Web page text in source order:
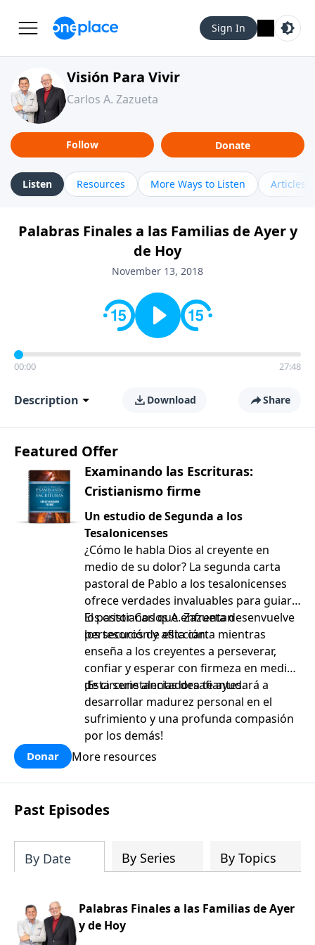
Sign In
Visión Para Vivir
Carlos A. Zazueta
Follow Donate
Listen Resources More Ways to Listen Articles
Palabras Finales a las Familias de Ayer y
de Hoy
November 13, 2018
00:00 27:48
Description Download Share
Featured Offer
Examinando las Escrituras:
Cristianismo firme
Un estudio de Segunda a los
Tesalonicenses
¿Cómo le habla Dios al creyente en
medio de su dolor? La segunda carta
pastoral de Pablo a los tesalonicenses
ofrece verdades invaluables para guiar a
los cristianos que enfrentan
persecución y aflicción.
El pastor Carlos A. Zazueta desenvuelve
los tesoros de esta carta mientras
enseña a los creyentes a perseverar,
confiar y esperar con firmeza en medio
de circunstancias desafiantes.
¡Esta serie alentadora te ayudará a
desarrollar madurez personal en el
sufrimiento y una profunda compasión
por los demás!
Donar More resources
Past Episodes
By Date By Series By Topics
Palabras Finales a las Familias de Ayer
y de Hoy